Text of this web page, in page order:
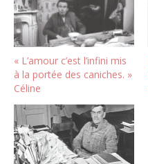
« L’amour c’est l’infini mis
à la portée des caniches. »
Céline